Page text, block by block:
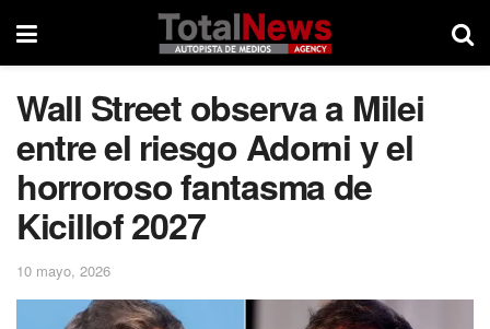
Wall Street observa a Milei
entre el riesgo Adorni y el
horroroso fantasma de
Kicillof 2027
10 mayo, 2026